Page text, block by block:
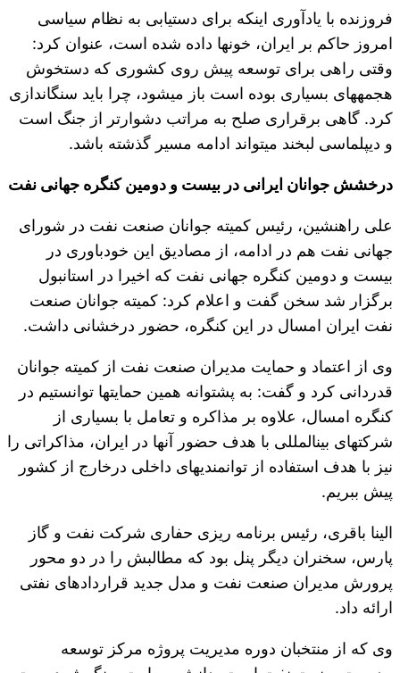
فروزنده با یادآوری این‎که برای دستیابی به نظام سیاسی
امروز حاکم بر ایران، خون‎ها داده شده است، عنوان کرد:
وقتی راهی برای توسعه پیش روی کشوری که دستخوش
هجمه‎های بسیاری بوده است باز می‎شود، چرا باید سنگ‎اندازی
کرد. گاهی برقراری صلح به مراتب دشوارتر از جنگ است
و دیپلماسی لبخند می‎تواند ادامه مسیر گذشته باشد.
درخشش جوانان ایرانی در بیست و دومین کنگره جهانی نفت
علی راه‎نشین، رئیس کمیته جوانان صنعت نفت در شورای
جهانی نفت هم در ادامه، از مصادیق این خودباوری در
بیست و دومین کنگره جهانی نفت که اخیرا در استانبول
برگزار شد سخن گفت و اعلام کرد: کمیته جوانان صنعت
نفت ایران امسال در این کنگره، حضور درخشانی داشت.
وی از اعتماد و حمایت مدیران صنعت نفت از کمیته جوانان
قدردانی کرد و گفت: به پشتوانه همین حمایت‎ها توانستیم در
کنگره امسال، علاوه بر مذاکره و تعامل با بسیاری از
شرکت‎های بین‎المللی با هدف حضور آنها در ایران، مذاکراتی را
نیز با هدف استفاده از توانمندی‎های داخلی درخارج از کشور
پیش ببریم.
الینا باقری، رئیس برنامه ریزی حفاری شرکت نفت و گاز
پارس، سخنران دیگر پنل بود که مطالبش را در دو محور
پرورش مدیران صنعت نفت و مدل جدید قراردادهای نفتی
ارائه داد.
وی که از منتخبان دوره مدیریت پروژه مرکز توسعه